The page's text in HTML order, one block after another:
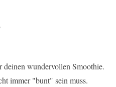
wundervollen Smoothie.
immer "bunt" sein muss.